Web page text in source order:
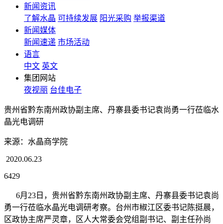
新闻资讯
了解水晶 可持续发展 阳光采购 举报渠道
新闻媒体
新闻速递 市场活动
语言
中文 英文
集团网站
夜视丽 台佳电子
贵州省黔东南州政协副主席、丹寨县委书记袁尚勇一行莅临水
晶光电调研
来源：水晶商学院
2020.06.23
6429
6月23日，贵州省黔东南州政协副主席、丹寨县委书记袁尚
勇一行莅临水晶光电调研考察。台州市椒江区委书记陈挺晨，
区政协主席严灵章，区人大常委会党组副书记、副主任孙尚